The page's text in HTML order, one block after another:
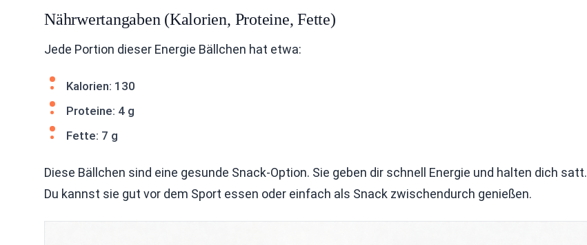
Nährwertangaben (Kalorien, Proteine, Fette)
Jede Portion dieser Energie Bällchen hat etwa:
Kalorien: 130
Proteine: 4 g
Fette: 7 g
Diese Bällchen sind eine gesunde Snack-Option. Sie geben dir schnell Energie und halten dich satt.
Du kannst sie gut vor dem Sport essen oder einfach als Snack zwischendurch genießen.